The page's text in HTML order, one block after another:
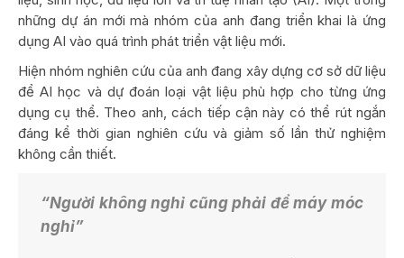
những dự án mới mà nhóm của anh đang triển khai là ứng
dụng AI vào quá trình phát triển vật liệu mới.
Hiện nhóm nghiên cứu của anh đang xây dựng cơ sở dữ liệu
để AI học và dự đoán loại vật liệu phù hợp cho từng ứng
dụng cụ thể. Theo anh, cách tiếp cận này có thể rút ngắn
đáng kể thời gian nghiên cứu và giảm số lần thử nghiệm
không cần thiết.
“Người không nghỉ cũng phải để máy móc
nghỉ”